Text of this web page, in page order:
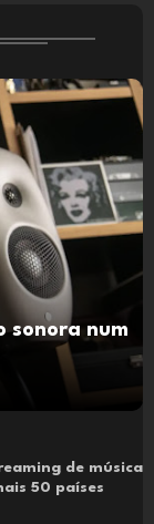
sonora num
de música
50 países